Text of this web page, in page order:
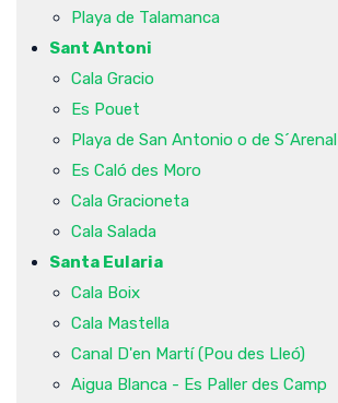
Playa de Talamanca
Sant Antoni
Cala Gracio
Es Pouet
Playa de San Antonio o de S´Arenal
Es Caló des Moro
Cala Gracioneta
Cala Salada
Santa Eularia
Cala Boix
Cala Mastella
Canal D'en Martí (Pou des Lleó)
Aigua Blanca - Es Paller des Camp